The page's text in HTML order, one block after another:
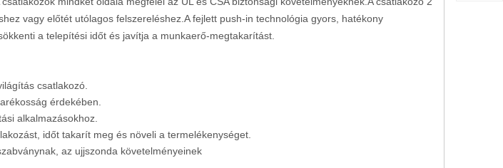
vagy előtét utólagos felszereléshez.A fejlett push-in technológia gyors, hatékony
a telepítési időt és javítja a munkaerő-megtakarítást.
csatlakozó.
érdekében.
alkalmazásokhoz.
időt takarít meg és növeli a termelékenységet.
az ujjszonda követelményeinek